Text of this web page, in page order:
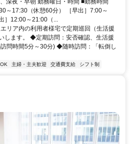
～17:30（休憩60分） ［早出］7:00～
］12:00～21:00（...
リア内の利用者様宅で定期巡回（生活援
します。 ◆定期訪問：安否確認、生活援
問時間5分～30分) ◆随時訪問：「転倒し
主婦・主夫歓迎 交通費支給 シフト制